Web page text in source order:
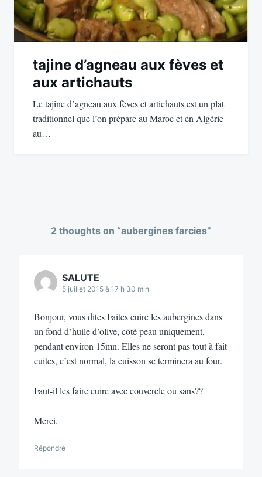
tajine d’agneau aux fèves et
aux artichauts
Le tajine d’agneau aux fèves et artichauts est un plat
traditionnel que l’on prépare au Maroc et en Algérie
au…
2 thoughts on “aubergines farcies”
SALUTE
5 juillet 2015 à 17 h 30 min
Bonjour, vous dites Faites cuire les aubergines dans
un fond d’huile d’olive, côté peau uniquement,
pendant environ 15mn. Elles ne seront pas tout à fait
cuites, c’est normal, la cuisson se terminera au four.
Faut-il les faire cuire avec couvercle ou sans??
Merci.
Répondre